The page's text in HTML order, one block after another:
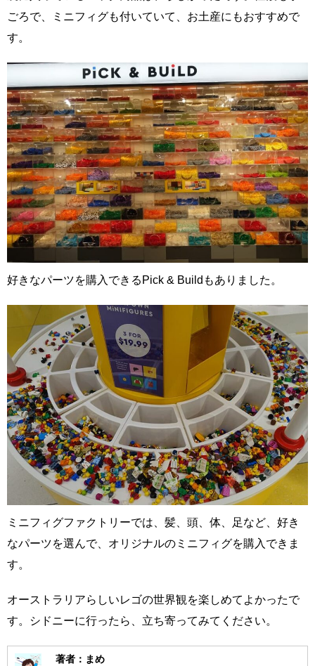
ごろで、ミニフィグも付いていて、お土産にもおすすめで
す。
好きなパーツを購入できるPick & Buildもありました。
ミニフィグファクトリーでは、髪、頭、体、足など、好き
なパーツを選んで、オリジナルのミニフィグを購入できま
す。
オーストラリアらしいレゴの世界観を楽しめてよかったで
す。シドニーに行ったら、立ち寄ってみてください。
著者：まめ